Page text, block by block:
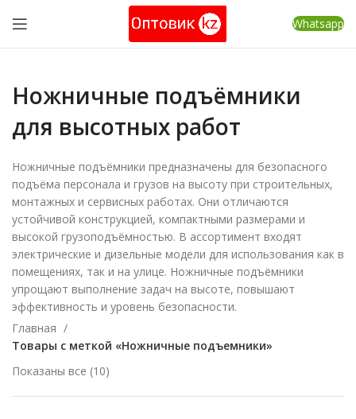
Whatsapp
Ножничные подъёмники
для высотных работ
Ножничные подъёмники предназначены для безопасного
подъёма персонала и грузов на высоту при строительных,
монтажных и сервисных работах. Они отличаются
устойчивой конструкцией, компактными размерами и
высокой грузоподъёмностью. В ассортимент входят
электрические и дизельные модели для использования как в
помещениях, так и на улице. Ножничные подъёмники
упрощают выполнение задач на высоте, повышают
эффективность и уровень безопасности.
Главная
Товары с меткой «Ножничные подъемники»
Показаны все (10)